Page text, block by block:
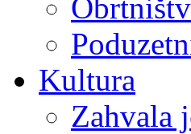
Kultura
Zahvala